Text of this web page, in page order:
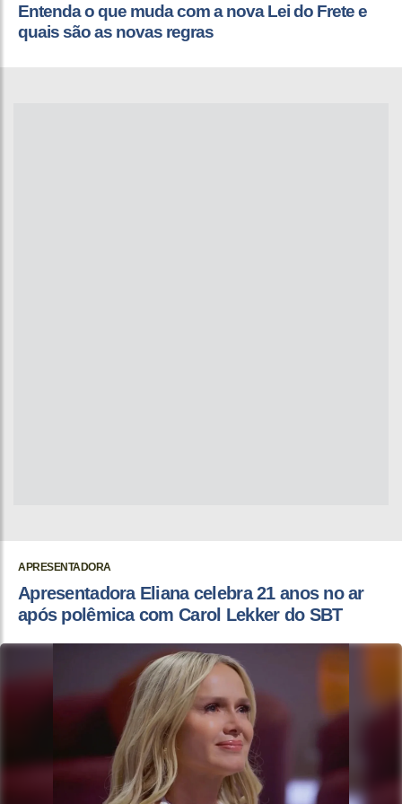
Entenda o que muda com a nova Lei do Frete e
quais são as novas regras
APRESENTADORA
Apresentadora Eliana celebra 21 anos no ar
após polêmica com Carol Lekker do SBT